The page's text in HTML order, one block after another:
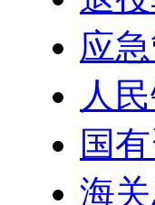
应
人
国
海